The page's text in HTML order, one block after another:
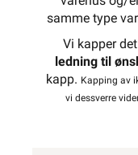
samme type
Vi kapper
ledning til
kapp. Kapping av
vi dessverre